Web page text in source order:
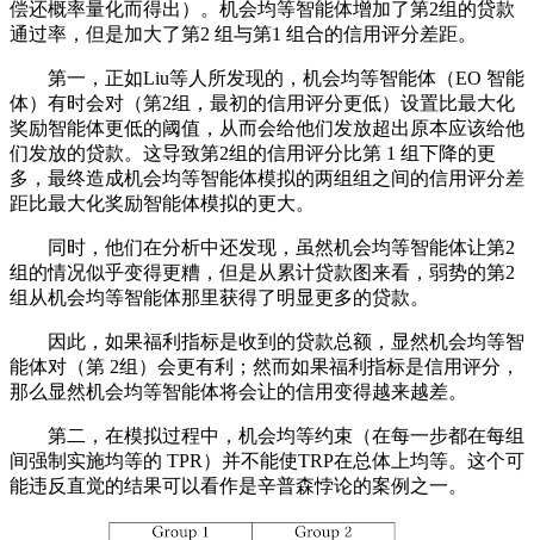
偿还概率量化而得出）。机会均等智能体增加了第2组的贷款
通过率，但是加大了第2 组与第1 组合的信用评分差距。
第一，正如Liu等人所发现的，机会均等智能体（EO 智能
体）有时会对（第2组，最初的信用评分更低）设置比最大化
奖励智能体更低的阈值，从而会给他们发放超出原本应该给他
们发放的贷款。这导致第2组的信用评分比第 1 组下降的更
多，最终造成机会均等智能体模拟的两组组之间的信用评分差
距比最大化奖励智能体模拟的更大。
同时，他们在分析中还发现，虽然机会均等智能体让第2
组的情况似乎变得更糟，但是从累计贷款图来看，弱势的第2
组从机会均等智能体那里获得了明显更多的贷款。
因此，如果福利指标是收到的贷款总额，显然机会均等智
能体对（第 2组）会更有利；然而如果福利指标是信用评分，
那么显然机会均等智能体将会让的信用变得越来越差。
第二，在模拟过程中，机会均等约束（在每一步都在每组
间强制实施均等的 TPR）并不能使TRP在总体上均等。这个可
能违反直觉的结果可以看作是辛普森悖论的案例之一。